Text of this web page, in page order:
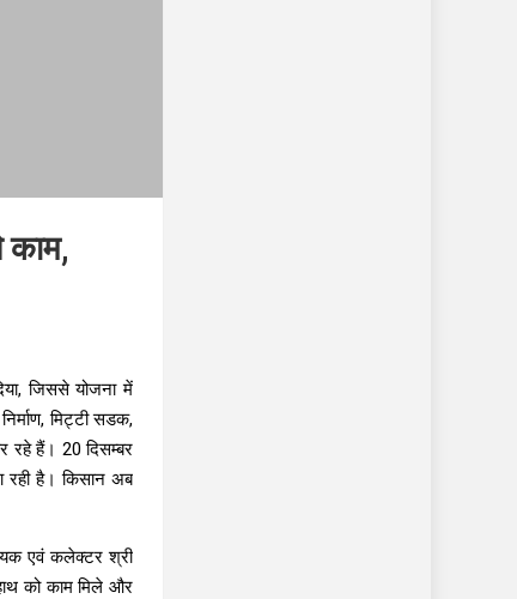
काम,
जिससे योजना में
मिट्टी सडक,
रहे हैं। 20 दिसम्बर
रही है। किसान अब
एवं कलेक्टर श्री
को काम मिले और